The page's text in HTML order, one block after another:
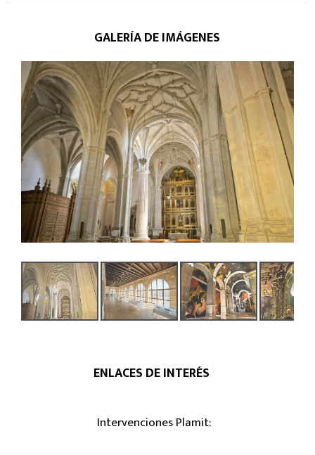
GALERÍA DE IMÁGENES
ENLACES DE INTERÉS
Intervenciones Plamit: